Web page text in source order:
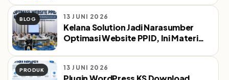
BLOG 13 JUNI 2026
Kelana Solution Jadi Narasumber
Optimasi Website PPID, Ini Materi
PRODUK 13 JUNI 2026